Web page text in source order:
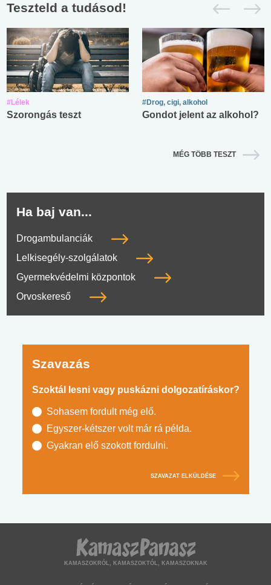
Teszteld a tudásod!
#Lélek
Szorongás teszt
#Drog, cigi, alkohol
Gondot jelent az alkohol?
MÉG TÖBB TESZT
Ha baj van...
Drogambulanciák
Lelkisegély-szolgálatok
Gyermekvédelmi központok
Orvoskereső
Szavazás
Szoktál lesni vagy puskázni dolgozatíráskor?
Sohasem fordult még elő.
Egyszer-kétszer volt már rá példa.
Gyakran elő szokott fordulni.
SZAVAZAT ELKÜLDÉSE
KAMASZOKRÓL, KAMASZOKTÓL, KAMASZOKNAK